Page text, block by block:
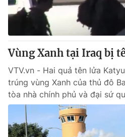
Sản phẩm
Thị trường
Tư vấn
Lịch phát sóng
Chuyên mục khác
Emagazine
Photo
Vùng Xanh tại Iraq bị
VTV.vn - Hai quả tên lửa
trúng vùng Xanh của thủ đô
tòa nhà chính phủ và đại sứ